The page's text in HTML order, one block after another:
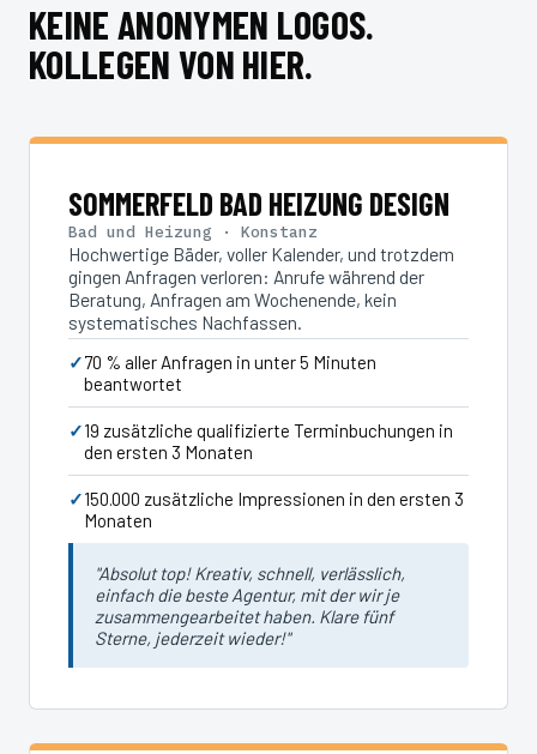
KEINE ANONYMEN LOGOS.
KOLLEGEN VON HIER.
SOMMERFELD BAD HEIZUNG DESIGN
Bad und Heizung · Konstanz
Hochwertige Bäder, voller Kalender, und trotzdem
gingen Anfragen verloren: Anrufe während der
Beratung, Anfragen am Wochenende, kein
systematisches Nachfassen.
70 % aller Anfragen in unter 5 Minuten
beantwortet
19 zusätzliche qualifizierte Terminbuchungen in
den ersten 3 Monaten
150.000 zusätzliche Impressionen in den ersten 3
Monaten
"Absolut top! Kreativ, schnell, verlässlich,
einfach die beste Agentur, mit der wir je
zusammengearbeitet haben. Klare fünf
Sterne, jederzeit wieder!"